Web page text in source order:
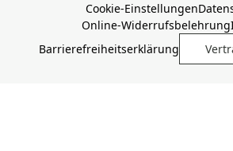
Cookie-Einstellungen
Online-Widerrufsbelehrung
Barrierefreiheitserklärung